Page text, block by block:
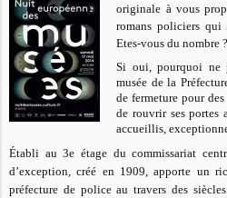
originale à vous
romans policiers qui
Etes-vous du nombre ?
Si oui, pourquoi ne
musée de la
de fermeture pour
de rouvrir ses portes
accueillis,
Établi au 3e étage du commissariat
d’exception, créé en 1909, apporte un
préfecture de police au travers des